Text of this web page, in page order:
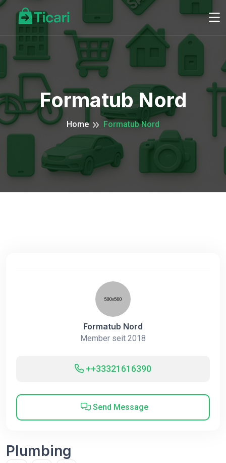
Formatub Nord
Home Formatub Nord
Formatub Nord
Member seit 2018
++33321616390
Send Message
Plumbing